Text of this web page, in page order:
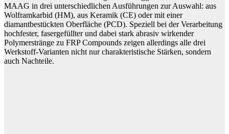
MAAG in drei unterschiedlichen Ausführungen zur Auswahl: aus
Wolframkarbid (HM), aus Keramik (CE) oder mit einer
diamantbestückten Oberfläche (PCD). Speziell bei der Verarbeitung
hochfester, fasergefüllter und dabei stark abrasiv wirkender
Polymerstränge zu FRP Compounds zeigen allerdings alle drei
Werkstoff-Varianten nicht nur charakteristische Stärken, sondern
auch Nachteile.